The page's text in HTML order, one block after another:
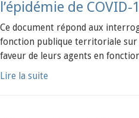
l’épidémie de COVID-
Ce document répond aux
fonction publique territoriale sur
faveur de leurs agents en
Lire la suite